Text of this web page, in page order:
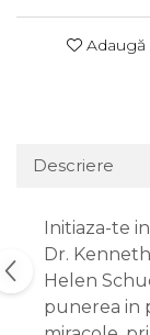
Adaugă
Descriere
Initiaza-te
Dr.
Helen
punerea in